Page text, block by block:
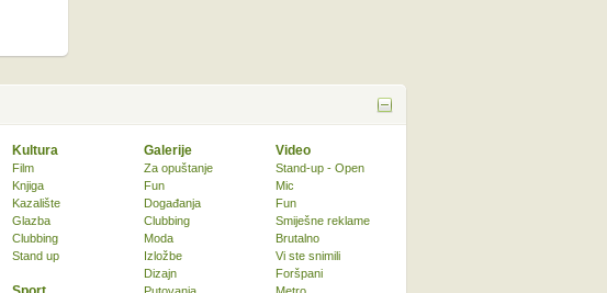
Kultura
Film
Knjiga
Kazalište
Glazba
Clubbing
Stand up
Galerije
Za opuštanje
Fun
Događanja
Clubbing
Moda
Izložbe
Dizajn
Video
Stand-up - Open
Mic
Fun
Smiješne reklame
Brutalno
Vi ste snimili
Foršpani